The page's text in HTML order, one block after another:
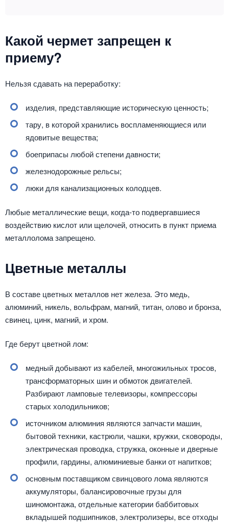
Какой чермет запрещен к
приему?
Нельзя сдавать на переработку:
изделия, представляющие историческую ценность;
тару, в которой хранились воспламеняющиеся или
ядовитые вещества;
боеприпасы любой степени давности;
железнодорожные рельсы;
люки для канализационных колодцев.
Любые металлические вещи, когда-то подвергавшиеся
воздействию кислот или щелочей, относить в пункт приема
металлолома запрещено.
Цветные металлы
В составе цветных металлов нет железа. Это медь,
алюминий, никель, вольфрам, магний, титан, олово и бронза,
свинец, цинк, магний, и хром.
Где берут цветной лом:
медный добывают из кабелей, многожильных тросов,
трансформаторных шин и обмоток двигателей.
Разбирают ламповые телевизоры, компрессоры
старых холодильников;
источником алюминия являются запчасти машин,
бытовой техники, кастрюли, чашки, кружки, сковороды,
электрическая проводка, стружка, оконные и дверные
профили, гардины, алюминиевые банки от напитков;
основным поставщиком свинцового лома являются
аккумуляторы, балансировочные грузы для
шиномонтажа, отдельные категории баббитовых
вкладышей подшипников, электролизеры, все отходы